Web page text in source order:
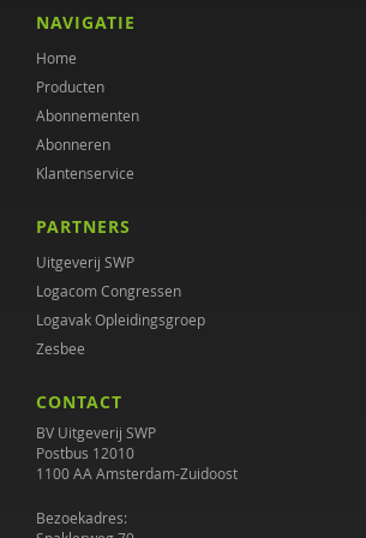
Noor de Boer
Esther Bontekoe
Nynke Boonstra
Ellen van den Broek
Marieke Bruggemann-Kluvers
Aniet Bruininks
Cocky Buijsen
Jan Buitelaar
Wendy Buysse
NAVIGATIE
Home
Producten
Abonnementen
Abonneren
Klantenservice
PARTNERS
Uitgeverij SWP
Logacom Congressen
Logavak Opleidingsgroep
Zesbee
CONTACT
BV Uitgeverij SWP
Postbus 12010
1100 AA Amsterdam-Zuidoost
Bezoekadres: